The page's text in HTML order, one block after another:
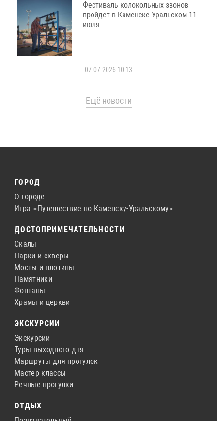
Фестиваль колокольных звонов
пройдет в Каменске-Уральском 11
июля
07.07.2026 10:13
Ещё новости
ГОРОД
О городе
Игра «Путешествие по Каменску-Уральскому»
ДОСТОПРИМЕЧАТЕЛЬНОСТИ
Скалы
Парки и скверы
Мосты и плотины
Памятники
Фонтаны
Храмы и церкви
ЭКСКУРСИИ
Экскурсии
Туры выходного дня
Маршруты для прогулок
Мастер-классы
Речные прогулки
ОТДЫХ